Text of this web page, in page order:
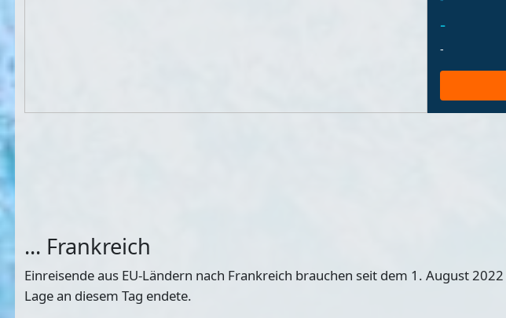
-
-
... Frankreich
Einreisende aus EU-Ländern nach Frankreich brauchen seit dem 1. August
Lage an diesem Tag endete.